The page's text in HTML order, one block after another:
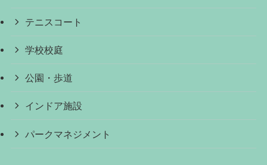
テニスコート
学校校庭
公園・歩道
インドア施設
パークマネジメント